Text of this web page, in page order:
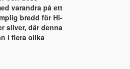
varandra på ett
bredd för Hi-
silver, där denna
i flera olika